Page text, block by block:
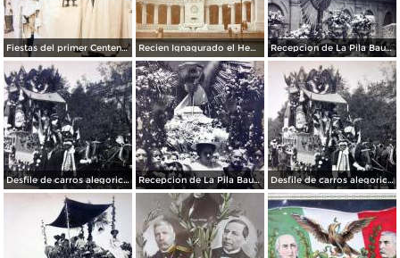
Fiestas del primer Centenario ( 1910 ) Sacerdotes Aztecas por el fotografo Felix Miret. Recien Ignagurado el Hemiciclo a Juarez en las Fiestas del Centenario ( Sep-1910 ) Recepcion de La Pila Bautismal de M Hidalgo Fiestas del Centenario ( Sep-1910 ) por el Fotógrafo Fernando Kososky.
Desfile de carros alegoricos Fiestas del Centenario ( Sep-1910 ) por el Fotógrafo Fernando Kososky. Recepcion de La Pila Bautismal de Hidalgo Fiestas del Centenario ( Sep-1910 ) por el Fotógrafo Fernando Kososky. Desfile de carros alegoricos Fiestas del Centenario ( Sep-1910 ) por el Fotógrafo Fernando Kososky.